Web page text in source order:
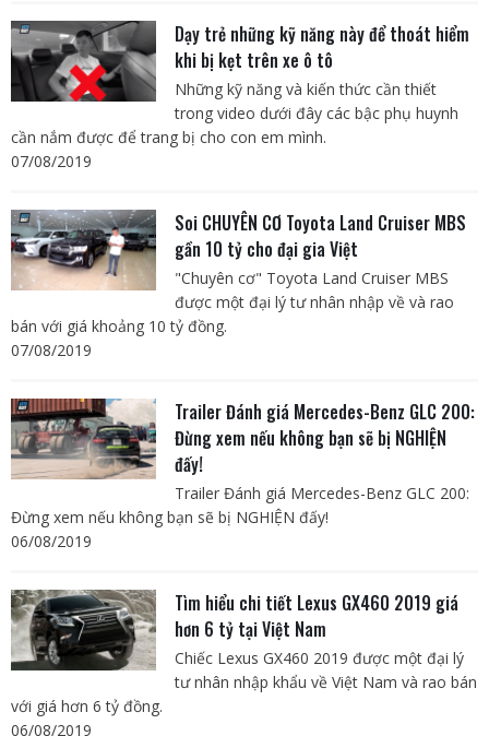
Dạy trẻ những kỹ năng này để thoát hiểm
khi bị kẹt trên xe ô tô
Những kỹ năng và kiến thức cần thiết
trong video dưới đây các bậc phụ huynh
cần nắm được để trang bị cho con em mình.
07/08/2019
Soi CHUYÊN CƠ Toyota Land Cruiser MBS
gần 10 tỷ cho đại gia Việt
"Chuyên cơ" Toyota Land Cruiser MBS
được một đại lý tư nhân nhập về và rao
bán với giá khoảng 10 tỷ đồng.
07/08/2019
Trailer Đánh giá Mercedes-Benz GLC 200:
Đừng xem nếu không bạn sẽ bị NGHIỆN
đấy!
Trailer Đánh giá Mercedes-Benz GLC 200:
Đừng xem nếu không bạn sẽ bị NGHIỆN đấy!
06/08/2019
Tìm hiểu chi tiết Lexus GX460 2019 giá
hơn 6 tỷ tại Việt Nam
Chiếc Lexus GX460 2019 được một đại lý
tư nhân nhập khẩu về Việt Nam và rao bán
với giá hơn 6 tỷ đồng.
06/08/2019